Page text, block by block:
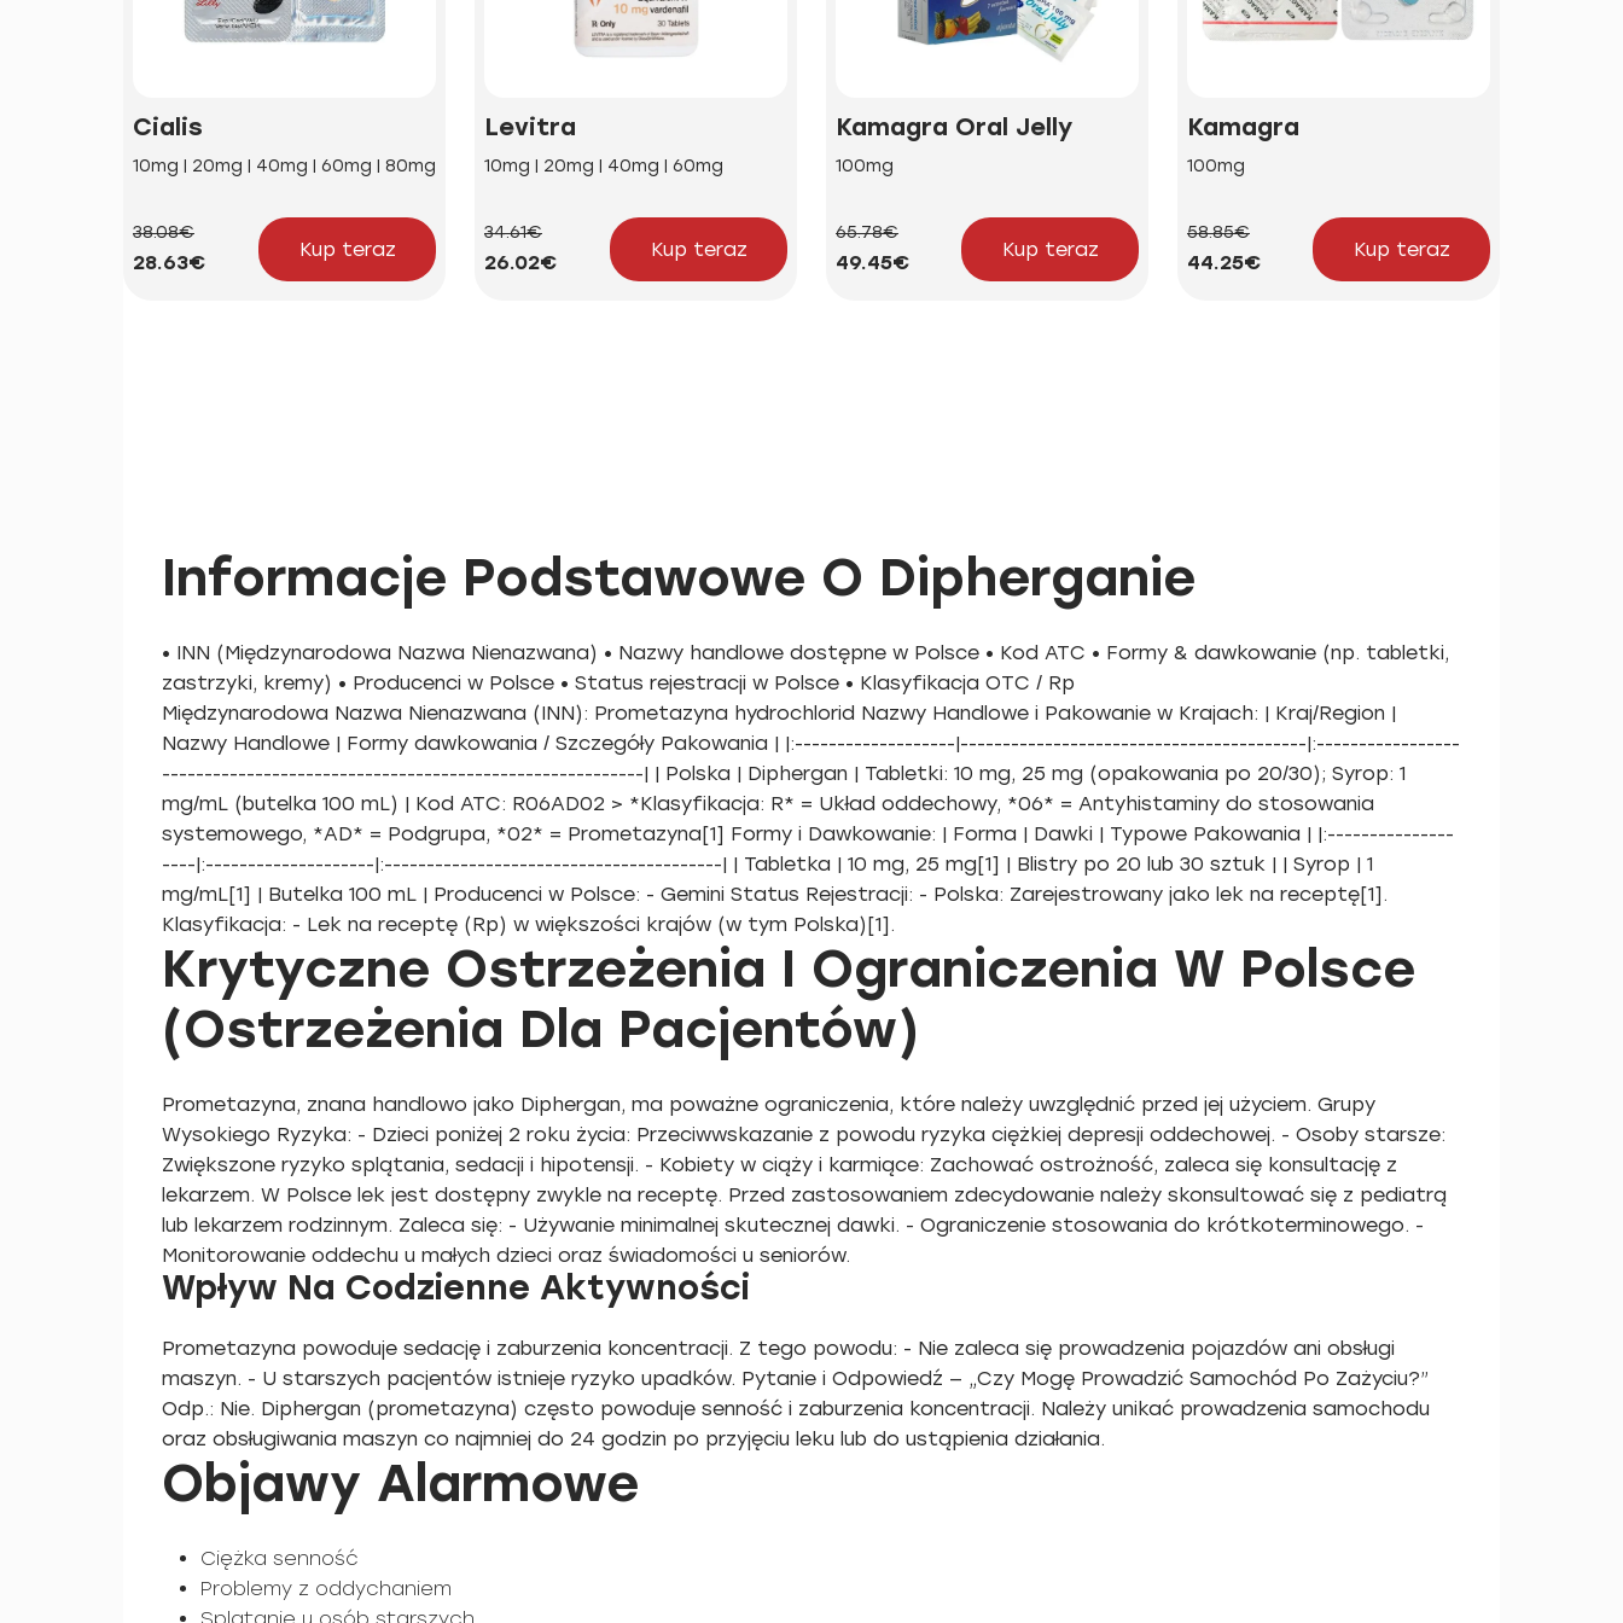
Cialis
10mg | 20mg | 40mg | 60mg | 80mg
38.08€
28.63€
Kup teraz
Levitra
10mg | 20mg | 40mg | 60mg
34.61€
26.02€
Kup teraz
Kamagra Oral Jelly
100mg
65.78€
49.45€
Kup teraz
Kamagra
100mg
58.85€
44.25€
Kup teraz
Informacje Podstawowe O Dipherganie
• INN (Międzynarodowa Nazwa Nienazwana) • Nazwy handlowe dostępne w Polsce • Kod ATC • Formy & dawkowanie (np. tabletki,
zastrzyki, kremy) • Producenci w Polsce • Status rejestracji w Polsce • Klasyfikacja OTC / Rp
Międzynarodowa Nazwa Nienazwana (INN): Prometazyna hydrochlorid Nazwy Handlowe i Pakowanie w Krajach: | Kraj/Region |
Nazwy Handlowe | Formy dawkowania / Szczegóły Pakowania | |:-------------------|-----------------------------------------|:-----------------
---------------------------------------------------------| | Polska | Diphergan | Tabletki: 10 mg, 25 mg (opakowania po 20/30); Syrop: 1
mg/mL (butelka 100 mL) | Kod ATC: R06AD02 > *Klasyfikacja: R* = Układ oddechowy, *06* = Antyhistaminy do stosowania
systemowego, *AD* = Podgrupa, *02* = Prometazyna[1] Formy i Dawkowanie: | Forma | Dawki | Typowe Pakowania | |:---------------
----|:--------------------|:----------------------------------------| | Tabletka | 10 mg, 25 mg[1] | Blistry po 20 lub 30 sztuk | | Syrop | 1
mg/mL[1] | Butelka 100 mL | Producenci w Polsce: - Gemini Status Rejestracji: - Polska: Zarejestrowany jako lek na receptę[1].
Klasyfikacja: - Lek na receptę (Rp) w większości krajów (w tym Polska)[1].
Krytyczne Ostrzeżenia I Ograniczenia W Polsce
(Ostrzeżenia Dla Pacjentów)
Prometazyna, znana handlowo jako Diphergan, ma poważne ograniczenia, które należy uwzględnić przed jej użyciem. Grupy
Wysokiego Ryzyka: - Dzieci poniżej 2 roku życia: Przeciwwskazanie z powodu ryzyka ciężkiej depresji oddechowej. - Osoby starsze:
Zwiększone ryzyko splątania, sedacji i hipotensji. - Kobiety w ciąży i karmiące: Zachować ostrożność, zaleca się konsultację z
lekarzem. W Polsce lek jest dostępny zwykle na receptę. Przed zastosowaniem zdecydowanie należy skonsultować się z pediatrą
lub lekarzem rodzinnym. Zaleca się: - Używanie minimalnej skutecznej dawki. - Ograniczenie stosowania do krótkoterminowego. -
Monitorowanie oddechu u małych dzieci oraz świadomości u seniorów.
Wpływ Na Codzienne Aktywności
Prometazyna powoduje sedację i zaburzenia koncentracji. Z tego powodu: - Nie zaleca się prowadzenia pojazdów ani obsługi
maszyn. - U starszych pacjentów istnieje ryzyko upadków. Pytanie i Odpowiedź — „Czy Mogę Prowadzić Samochód Po Zażyciu?”
Odp.: Nie. Diphergan (prometazyna) często powoduje senność i zaburzenia koncentracji. Należy unikać prowadzenia samochodu
oraz obsługiwania maszyn co najmniej do 24 godzin po przyjęciu leku lub do ustąpienia działania.
Objawy Alarmowe
Ciężka senność
Problemy z oddychaniem